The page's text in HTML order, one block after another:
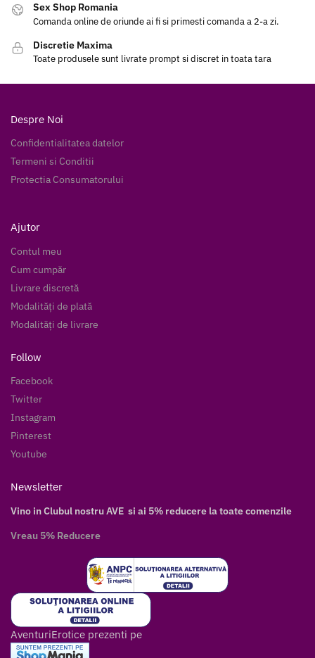
Sex Shop Romania
Comanda online de oriunde ai fi si primesti comanda a 2-a zi.
Discretie Maxima
Toate produsele sunt livrate prompt si discret in toata tara
Despre Noi
Confidentialitatea datelor
Termeni si Conditii
Protectia Consumatorului
Ajutor
Contul meu
Cum cumpăr
Livrare discretă
Modalități de plată
Modalități de livrare
Follow
Facebook
Twitter
Instagram
Pinterest
Youtube
Newsletter
Vino in Clubul nostru AVE si ai 5% reducere la toate comenzile
Vreau 5% Reducere
AventuriErotice prezenti pe